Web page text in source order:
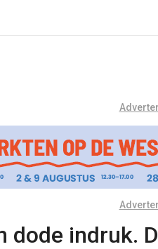
dode indruk.